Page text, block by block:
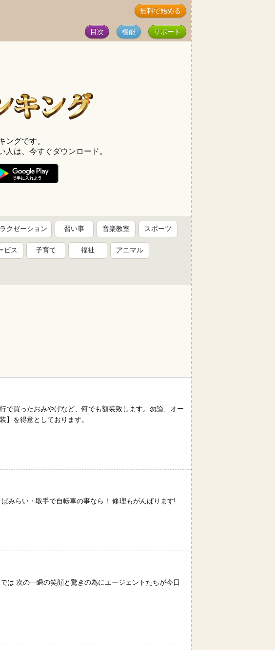
無料で始める
目次 機能 サポート
ングです。
は、今すぐダウンロード。
クゼーション 習い事 音楽教室 スポーツ
ビス 子育て 福祉 アニマル
で買ったおみやげなど、何でも額装致します。勿論、オー
】を得意としております。
みらい・取手で自転車の事なら！ 修理もがんばります!
は 次の一瞬の笑顔と驚きの為にエージェントたちが今日